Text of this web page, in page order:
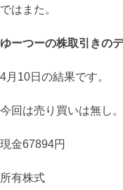
ではまた。
ゆーつーの株取引きの
4月10日の結果です。
今回は売り買いは無し。
現金67894円
所有株式